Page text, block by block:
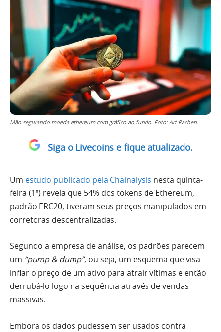
Mão segurando moeda ethereum com gráfico ao fundo. Foto: Art Rachen.
Siga o Livecoins e fique atualizado.
Um estudo publicado pela Chainalysis nesta quinta-
feira (1º) revela que 54% dos tokens de Ethereum,
padrão ERC20, tiveram seus preços manipulados em
corretoras descentralizadas.
Segundo a empresa de análise, os padrões parecem
um “pump & dump”, ou seja, um esquema que visa
inflar o preço de um ativo para atrair vítimas e então
derrubá-lo logo na sequência através de vendas
massivas.
Embora os dados pudessem ser usados contra